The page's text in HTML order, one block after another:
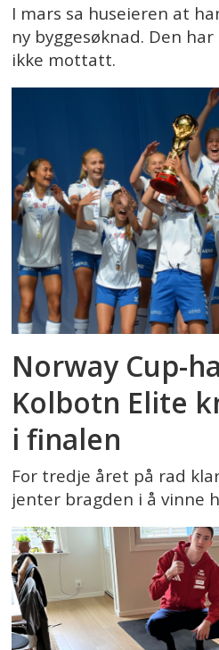
I mars sa huseieren at
ny byggesøknad. Den
ikke mottatt.
Norway Cup-
Kolbotn Elite
i finalen
For tredje året på rad
jenter bragden i å vinne